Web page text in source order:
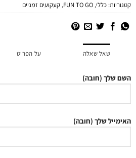
קטגוריות:כללי,
FUN TO GO
,קעקועים זמניים
שאל שאלה על הפריט
השם שלך (חובה)
האימייל שלך (חובה)